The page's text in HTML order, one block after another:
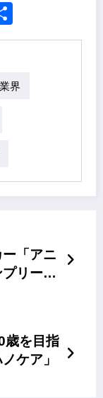
界
ー「アニ
リート
歳を目指
ケア」